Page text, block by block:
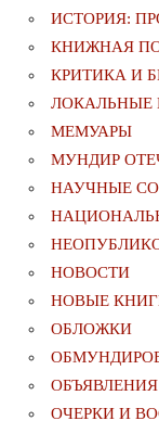
ИСТОРИЯ:
КНИЖНАЯ
КРИТИКА И
ЛОКАЛЬНЫЕ
МЕМУАРЫ
МУНДИР
НАУЧНЫЕ
НОВОСТИ
НОВЫЕ
ОБЛОЖКИ
ОБЪЯВЛЕНИЯ
ОЧЕРКИ И